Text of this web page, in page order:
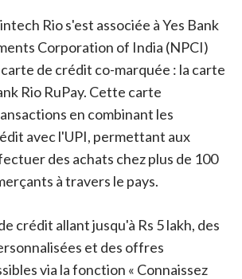
Rio s'est associée à Yes Bank
Corporation of India (NPCI)
de crédit co-marquée : la carte
Rio RuPay. Cette carte
en combinant les
avec l'UPI, permettant aux
des achats chez plus de 100
à travers le pays.
crédit allant jusqu'à Rs 5 lakh, des
et des offres
via la fonction « Connaissez